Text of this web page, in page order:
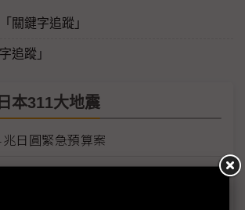
關鍵字追蹤」
追蹤」
本311大地震
日圓緊急預算案